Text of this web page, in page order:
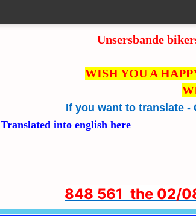
Unsersbande
WISH YOU A
If you want to translate -
Translated into english here
848 561 the 02/